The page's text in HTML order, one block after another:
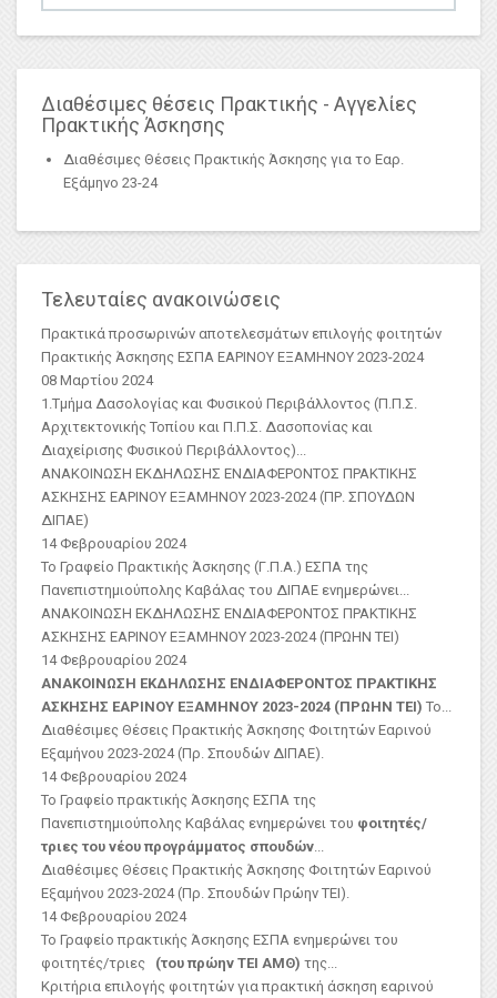
Διαθέσιμες θέσεις Πρακτικής - Αγγελίες
Πρακτικής Άσκησης
Διαθέσιμες Θέσεις Πρακτικής Άσκησης για το Εαρ.
Εξάμηνο 23-24
Τελευταίες ανακοινώσεις
Πρακτικά προσωρινών αποτελεσμάτων επιλογής φοιτητών
Πρακτικής Άσκησης ΕΣΠΑ ΕΑΡΙΝΟΥ ΕΞΑΜΗΝΟΥ 2023-2024
08 Μαρτίου 2024
1.Τμήμα Δασολογίας και Φυσικού Περιβάλλοντος (Π.Π.Σ.
Αρχιτεκτονικής Τοπίου και Π.Π.Σ. Δασοπονίας και
Διαχείρισης Φυσικού Περιβάλλοντος)...
ΑΝΑΚΟΙΝΩΣΗ ΕΚΔΗΛΩΣΗΣ ΕΝΔΙΑΦΕΡΟΝΤΟΣ ΠΡΑΚΤΙΚΗΣ
ΑΣKΗΣΗΣ ΕΑΡΙΝΟΥ ΕΞΑΜΗΝΟΥ 2023-2024 (ΠΡ. ΣΠΟΥΔΩΝ
ΔΙΠΑΕ)
14 Φεβρουαρίου 2024
Το Γραφείο Πρακτικής Άσκησης (Γ.Π.Α.) ΕΣΠΑ της
Πανεπιστημιούπολης Καβάλας του ΔΙΠΑΕ ενημερώνει...
ΑΝΑΚΟΙΝΩΣΗ ΕΚΔΗΛΩΣΗΣ ΕΝΔΙΑΦΕΡΟΝΤΟΣ ΠΡΑΚΤΙΚΗΣ
ΑΣΚΗΣΗΣ ΕΑΡΙΝΟΥ ΕΞΑΜΗΝΟΥ 2023-2024 (ΠΡΩΗΝ ΤΕΙ)
14 Φεβρουαρίου 2024
ΑΝΑΚΟΙΝΩΣΗ ΕΚΔΗΛΩΣΗΣ ΕΝΔΙΑΦΕΡΟΝΤΟΣ ΠΡΑΚΤΙΚΗΣ
ΑΣΚΗΣΗΣ ΕΑΡΙΝΟΥ ΕΞΑΜΗΝΟΥ 2023-2024 (ΠΡΩΗΝ ΤΕΙ) Το...
Διαθέσιμες Θέσεις Πρακτικής Άσκησης Φοιτητών Εαρινού
Εξαμήνου 2023-2024 (Πρ. Σπουδών ΔΙΠΑΕ).
14 Φεβρουαρίου 2024
Το Γραφείο πρακτικής Άσκησης ΕΣΠΑ της
Πανεπιστημιούπολης Καβάλας ενημερώνει του φοιτητές/
τριες του νέου προγράμματος σπουδών...
Διαθέσιμες Θέσεις Πρακτικής Άσκησης Φοιτητών Εαρινού
Εξαμήνου 2023-2024 (Πρ. Σπουδών Πρώην ΤΕΙ).
14 Φεβρουαρίου 2024
Το Γραφείο πρακτικής Άσκησης ΕΣΠΑ ενημερώνει του
φοιτητές/τριες (του πρώην ΤΕΙ ΑΜΘ) της...
Κριτήρια επιλογής φοιτητών για πρακτική άσκηση εαρινού